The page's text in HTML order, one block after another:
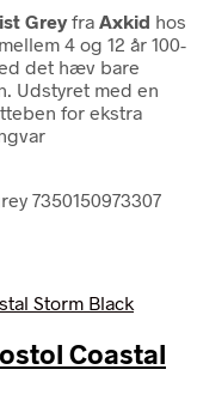
Greyfra Axkid hos
4 og 12 år 100-
det hæv bare
Udstyret med en
for ekstra
7350150973307
Coastal